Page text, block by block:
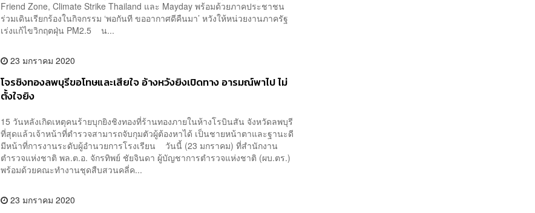
Friend Zone, Climate Strike Thailand และ Mayday พร้อมด้วยภาคประชาชน
ร่วมเดินเรียกร้องในกิจกรรม ‘พอกันที ขออากาศดีคืนมา’ หวังให้หน่วยงานภาครัฐ
เร่งแก้ไขวิกฤตฝุ่น PM2.5 น...
23 มกราคม 2020
โจรชิงทองลพบุรีขอโทษและเสียใจ อ้างหวังยิงเปิดทาง อารมณ์พาไป ไม่
ตั้งใจยิง
15 วันหลังเกิดเหตุคนร้ายบุกยิงชิงทองที่ร้านทองภายในห้างโรบินสัน จังหวัดลพบุรี
ที่สุดแล้วเจ้าหน้าที่ตำรวจสามารถจับกุมตัวผู้ต้องหาได้ เป็นชายหน้าตาและฐานะดี
มีหน้าที่การงานระดับผู้อำนวยการโรงเรียน วันนี้ (23 มกราคม) ที่สำนักงาน
ตำรวจแห่งชาติ พล.ต.อ. จักรทิพย์ ชัยจินดา ผู้บัญชาการตำรวจแห่งชาติ (ผบ.ตร.)
พร้อมด้วยคณะทำงานชุดสืบสวนคลี่ค...
23 มกราคม 2020